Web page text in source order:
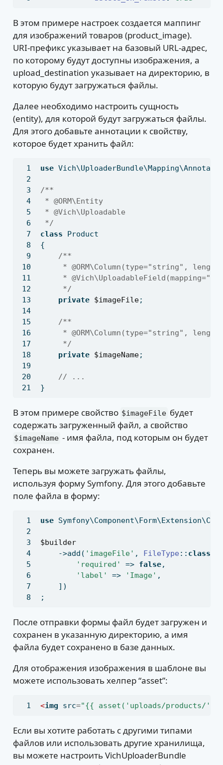
В этом примере настроек создается маппинг
для изображений товаров (product_image).
URI-префикс указывает на базовый URL-адрес,
по которому будут доступны изображения, а
upload_destination указывает на директорию, в
которую будут загружаться файлы.
Далее необходимо настроить сущность
(entity), для которой будут загружаться файлы.
Для этого добавьте аннотации к свойству,
которое будет хранить файл:
use
/**
* @ORM\Entity
* @Vich\Uploadable
*/
class Product
{
/**
     *
@ORM\Column(type="string",
     *
     */
private $imageFile;
/**
     *
@ORM\Column(type="string",
     */
private $imageName;
// ...
}
В этом примере свойство $imageFile будет
содержать загруженный файл, а свойство
$imageName - имя файла, под которым он будет
сохранен.
Теперь вы можете загружать файлы,
используя форму Symfony. Для этого добавьте
поле файла в форму:
use
$builder
    ->add(
'imageFile' , FileType :: class
'required'
=> false,
'label'
=> 'Image' ,
    ])
;
После отправки формы файл будет загружен и
сохранен в указанную директорию, а имя
файла будет сохранено в базе данных.
Для отображения изображения в шаблоне вы
можете использовать хелпер “asset”:
<img src="{{ asset('uploads/products/' ~
Если вы хотите работать с другими типами
файлов или использовать другие хранилища,
вы можете настроить VichUploaderBundle